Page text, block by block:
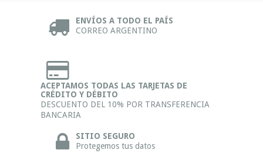
ENVÍOS A TODO EL PAÍS
CORREO ARGENTINO
ACEPTAMOS TODAS LAS TARJETAS DE
CRÉDITO Y DÉBITO
DESCUENTO DEL 10% POR TRANSFERENCIA
BANCARIA
SITIO SEGURO
Protegemos tus datos